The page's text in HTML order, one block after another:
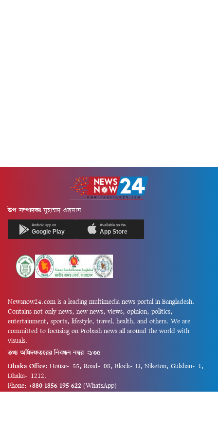
উপ-সম্পাদকঃ মুহাম্মদ ওসমান
Android app on
Google Play
Available on the
App Store
Newsnow24.com is a leading multimedia news portal in Bangladesh.
Contains not only news, new news, views, opinion, politics,
entertainment, sports, lifestyle, travel, health, and others. We are
committed to focusing on Probash news all around the world with
visuals.
তথ্য অধিদফতরের নিবন্ধন নম্বর :১৩৫
Dhaka Office: House-55, Road-08, Block-D, Niketon, Gulshan-1,
Dhaka-1212.
Phone: +880 1856 195 622 (WhatsApp)